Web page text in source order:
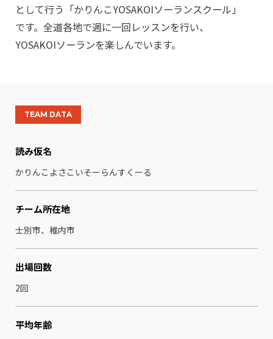
として行う「かりんこYOSAKOIソーランスクール」
です。全道各地で週に一回レッスンを行い、
YOSAKOIソーランを楽しんでいます。
TEAM DATA
読み仮名
かりんこよさこいそーらんすくーる
チーム所在地
士別市、稚内市
出場回数
2回
平均年齢